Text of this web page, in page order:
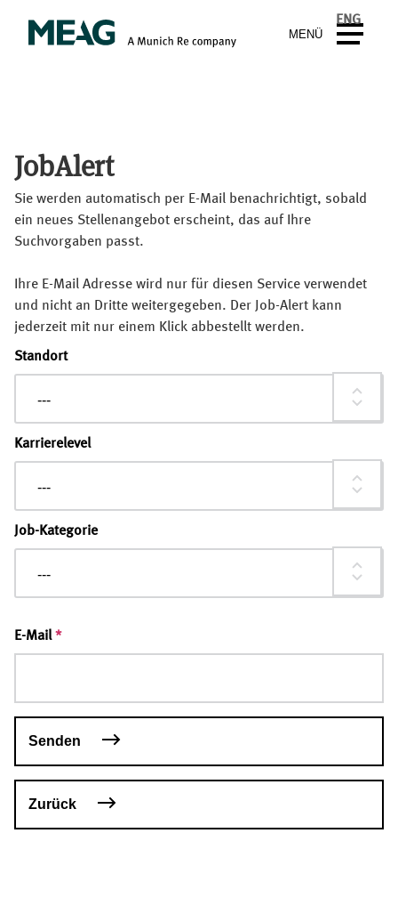
MENÜ
ENG
JobAlert
Sie werden automatisch per E-Mail benachrichtigt, sobald
ein neues Stellenangebot erscheint, das auf Ihre
Suchvorgaben passt.
Ihre E-Mail Adresse wird nur für diesen Service verwendet
und nicht an Dritte weitergegeben. Der Job-Alert kann
jederzeit mit nur einem Klick abbestellt werden.
Standort
---
Karrierelevel
---
Job-Kategorie
---
E-Mail*
Senden
Zurück